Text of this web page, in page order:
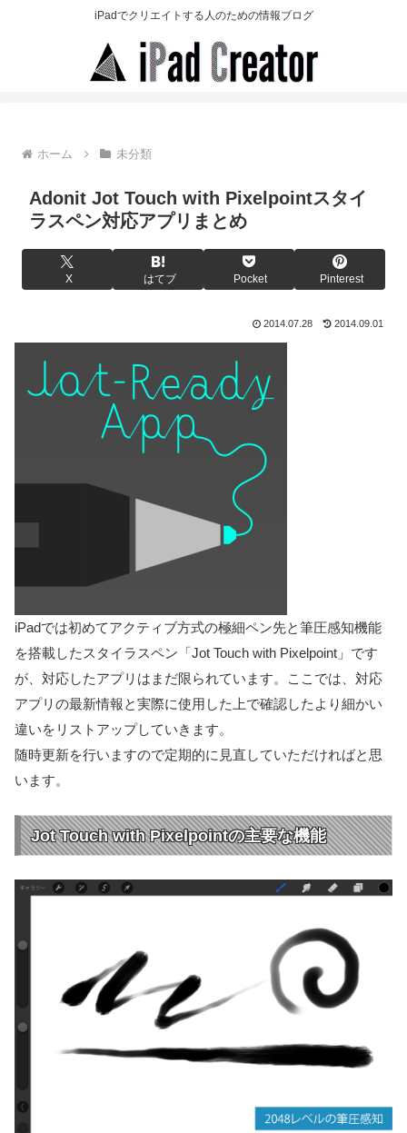
iPadでクリエイトする人のための情報ブログ
ホーム 未分類
Adonit Jot Touch with Pixelpointスタイ
ラスペン対応アプリまとめ
X はてブ Pocket Pinterest
2014.07.28 2014.09.01
iPadでは初めてアクティブ方式の極細ペン先と筆圧感知機能
を搭載したスタイラスペン「Jot Touch with Pixelpoint」です
が、対応したアプリはまだ限られています。ここでは、対応
アプリの最新情報と実際に使用した上で確認したより細かい
違いをリストアップしていきます。
随時更新を行いますので定期的に見直していただければと思
います。
Jot Touch with Pixelpointの主要な機能